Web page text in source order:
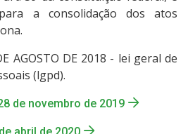
a consolidação dos atos
AGOSTO DE 2018 - lei geral de
(lgpd).
de novembro de 2019